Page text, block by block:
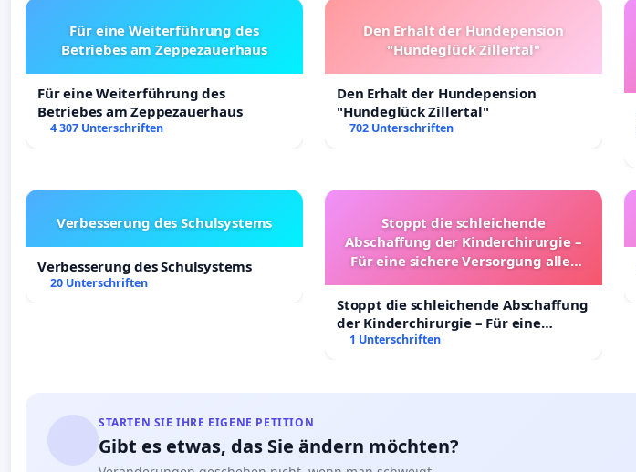
Für eine Weiterführung des
Betriebes am Zeppezauerhaus
Für eine Weiterführung des
Betriebes am Zeppezauerhaus
4 307 Unterschriften
Den Erhalt der Hundepension
"Hundeglück Zillertal"
Den Erhalt der Hundepension
"Hundeglück Zillertal"
702 Unterschriften
Verbesserung des Schulsystems
Verbesserung des Schulsystems
20 Unterschriften
Stoppt die schleichende
Abschaffung der Kinderchirurgie –
Für eine sichere Versorgung aller
Stoppt die schleichende Abschaffung
der Kinderchirurgie – Für eine
sichere Versorgung aller Kinder in
1 Unterschriften
STARTEN SIE IHRE EIGENE PETITION
Gibt es etwas, das Sie ändern möchten?